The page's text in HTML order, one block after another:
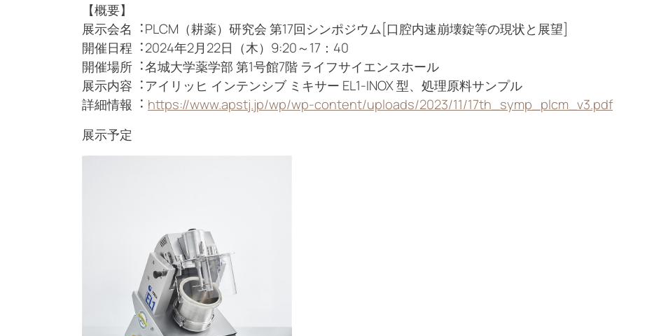
【概要】
展⽰会名︓PLCM（耕薬）研究会 第17回シンポジウム[口腔内速崩壊錠等の現状と展望]
開催⽇程︓2024年2月22日（木）9:20～17：40
開催場所︓名城大学薬学部 第1号館7階 ライフサイエンスホール
展⽰内容︓アイリッヒ インテンシブ ミキサー EL1-INOX 型、処理原料サンプル
詳細情報︓ https://www.apstj.jp/wp/wp-content/uploads/2023/11/17th_symp_plcm_v3.pdf
展示予定